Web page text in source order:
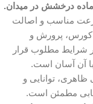
درخشش در میدان.
سرعت مناسب و اصالت
کورس، پرورش و
شرایط مطلوب قرار
با آن آسان است.
ظاهری، توانایی و
مطمئن است.